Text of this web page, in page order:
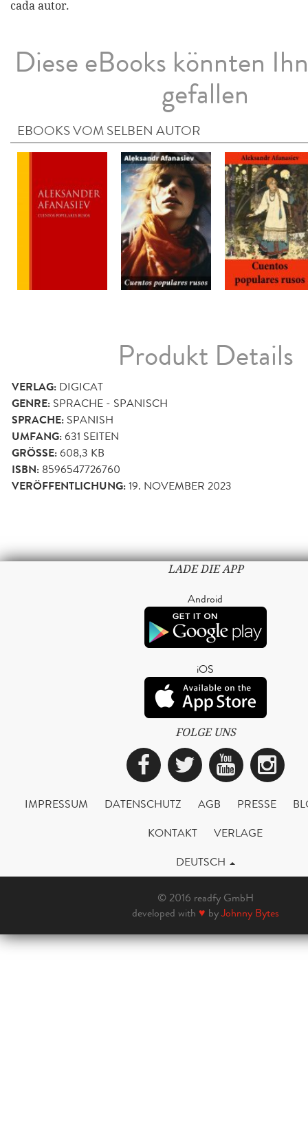
cada autor.
Diese eBooks könnten
gefallen
EBOOKS VOM SELBEN AUTOR
Produkt Details
VERLAG: DIGICAT
GENRE: SPRACHE - SPANISCH
SPRACHE: SPANISH
UMFANG:631 SEITEN
GRÖSSE: 608,3 KB
ISBN: 8596547726760
VERÖFFENTLICHUNG:19. NOVEMBER 2023
LADE DIE APP
Android
iOS
FOLGE UNS
Facebook
Twitter
IMPRESSUM DATENSCHUTZ AGB PRESSE
KONTAKT
VERLAGE
DEUTSCH
© 2016 readfy GmbH
developed with ♥ byJohnny Bytes